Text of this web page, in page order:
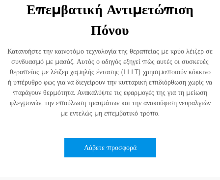
Επεμβατική Αντιμετώπιση
Πόνου
Κατανοήστε την καινοτόμο τεχνολογία της θεραπείας με κρύο λέιζερ σε
συνδυασμό με μασάζ. Αυτός ο οδηγός εξηγεί πώς αυτές οι συσκευές
θεραπείας με λέιζερ χαμηλής έντασης (LLLT) χρησιμοποιούν κόκκινο
ή υπέρυθρο φως για να διεγείρουν την κυτταρική επιδιόρθωση χωρίς να
παράγουν θερμότητα. Ανακαλύψτε τις εφαρμογές της για τη μείωση
φλεγμονών, την επούλωση τραυμάτων και την ανακούφιση νευραλγιών
με εντελώς μη επεμβατικό τρόπο.
Λάβετε προσφορά